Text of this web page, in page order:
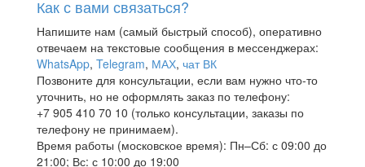
Как с вами связаться?
Напишите нам (самый быстрый способ), оперативно
отвечаем на текстовые сообщения в мессенджерах:
WhatsApp, Telegram, МАХ, чат ВК
Позвоните для консультации, если вам нужно что-то
уточнить, но не оформлять заказ по телефону:
+7 905 410 70 10 (только консультации, заказы по
телефону не принимаем).
Время работы (московское время): Пн–Сб: с 09:00 до
21:00; Вс: с 10:00 до 19:00